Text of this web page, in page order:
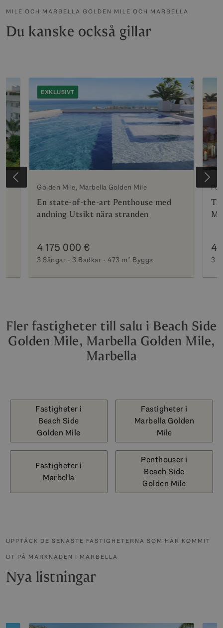
MILE OCH MARBELLA GOLDEN MILE OCH MARBELLA
Du kanske också gillar
EXKLUSIVT
Golden Mile, Marbella Golden Mile
En state-of-the-art Penthouse med
andning Utsikt nära stranden
4 175 000 €
3 Sängar 3 Badkar 473 m² Bygga
4
3
Fler fastigheter till salu i Beach Side
Golden Mile, Marbella Golden Mile,
Marbella
Fastigheter i
Beach Side
Golden Mile
Fastigheter i
Marbella Golden
Mile
Fastigheter i
Marbella
Penthouser i
Beach Side
Golden Mile
UPPTÄCK DE SENASTE FASTIGHETERNA SOM HAR KOMMIT
UT PÅ MARKNADEN I MARBELLA
Nya listningar